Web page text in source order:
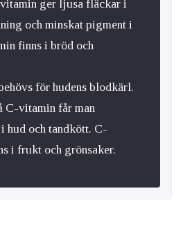
ger ljusa fläckar i
och minskat pigment i
finns i bröd och
för hudens blodkärl.
C-vitamin får man
hud och tandkött. C-
i frukt och grönsaker.